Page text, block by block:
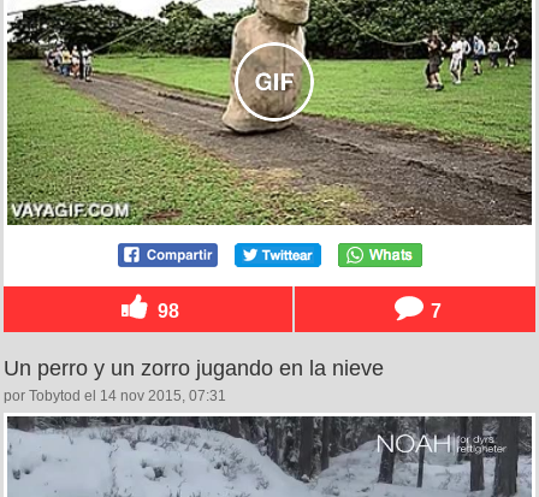
98 7
Un perro y un zorro jugando en la nieve
por Tobytod el 14 nov 2015, 07:31